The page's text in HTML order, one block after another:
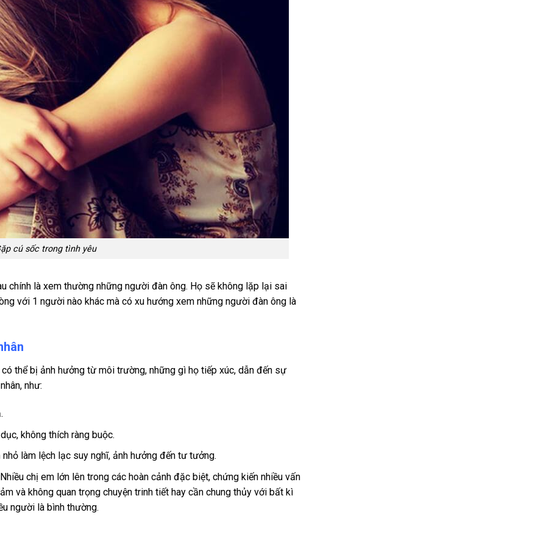
cú sốc trong tình yêu
chính là xem thường những người đàn ông. Họ sẽ không lặp lại sai
với 1 người nào khác mà có xu hướng xem những người đàn ông là
có thể bị ảnh hưởng từ môi trường, những gì họ tiếp xúc, dẫn đến sự
như:
không thích ràng buộc.
làm lệch lạc suy nghĩ, ảnh hưởng đến tư tưởng.
chị em lớn lên trong các hoàn cảnh đặc biệt, chứng kiến nhiều vấn
và không quan trọng chuyện trinh tiết hay cần chung thủy với bất kì
người là bình thường.